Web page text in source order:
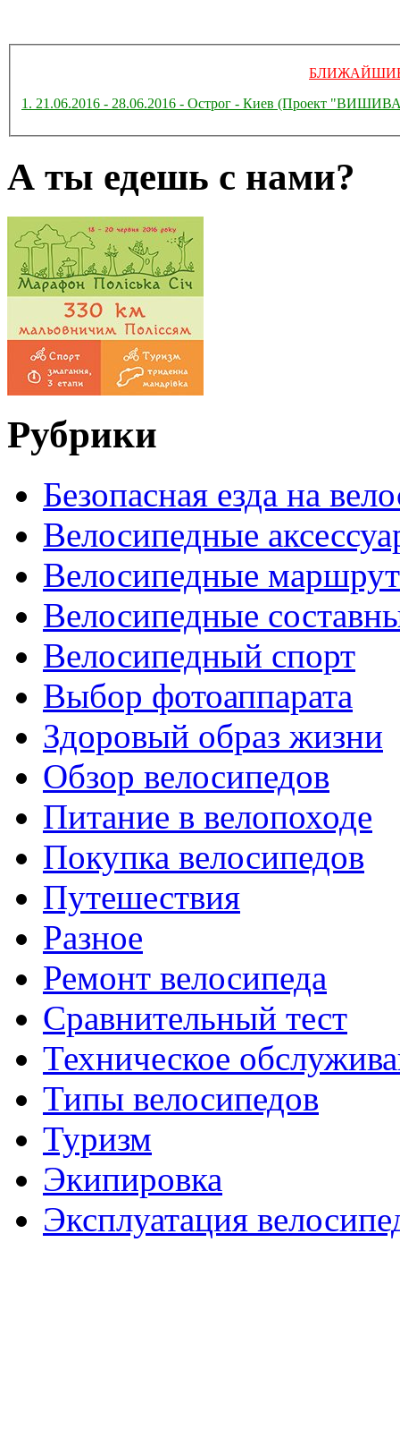
1. 21.06.2016 - 28.06.2016 - Острог - Киев (Проект
А ты едешь с нами?
Рубрики
Безопасная езда на
Велосипедные
Велосипедные
Велосипедные
Велосипедный спорт
Выбор фотоаппарата
Здоровый образ жизни
Обзор велосипедов
Питание в велопоходе
Покупка велосипедов
Путешествия
Разное
Ремонт велосипеда
Сравнительный тест
Техническое
Типы велосипедов
Туризм
Экипировка
Эксплуатация